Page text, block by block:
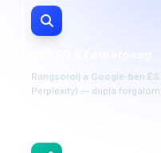
Rangsorolj a Google-ben ÉS
Perplexity) — dupla